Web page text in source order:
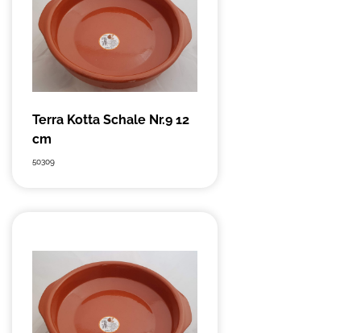
Terra Kotta Schale Nr.9 12
cm
50309